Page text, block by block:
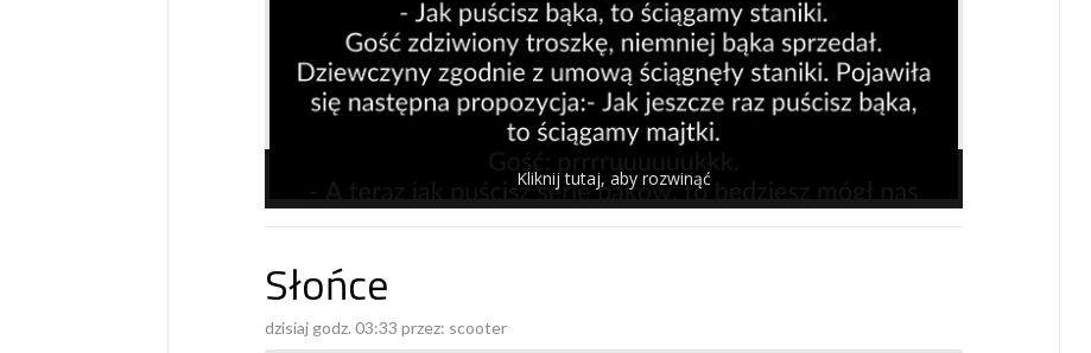
Kliknij tutaj, aby rozwinąć
Słońce
dzisiaj godz. 03:33 przez: scooter